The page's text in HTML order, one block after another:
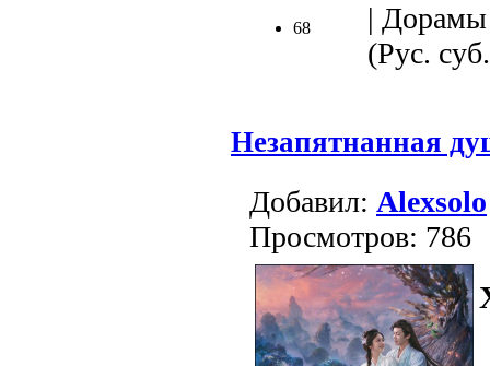
68
|
(Рус.
Незапятнанная
Добавил: Alexsolo
Просмотров: 786